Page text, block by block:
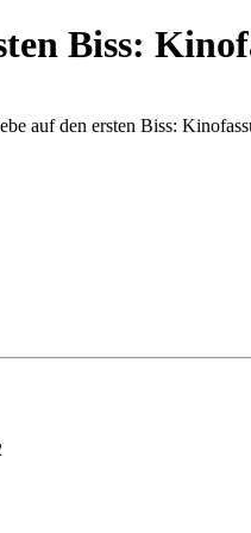
Biss:
auf den ersten Biss: